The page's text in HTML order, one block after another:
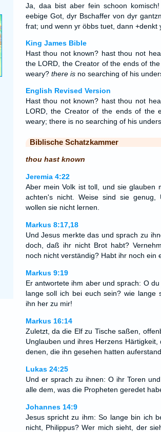
Ja, daa bist aber fein schoon
eebige Got, dyr Bschaffer von dyr
frat; und wenn yr öbbs tuet, dann +denkt
King James Bible
Hast thou not known? hast thou not
the LORD, the Creator of the ends of
weary? there isno searching of his
English Revised Version
Hast thou not known? hast thou not
LORD, the Creator of the ends of the
weary; there is no searching of his
Biblische Schatzkammer
thou hast known
Jeremia 4:22
Aber mein Volk ist toll, und sie glauben
achten's nicht. Weise sind sie genug,
wollen sie nicht lernen.
Markus 8:17,18
Und Jesus merkte das und sprach zu
doch, daß ihr nicht Brot habt?
noch nicht verständig? Habt ihr noch ein
Markus 9:19
Er antwortete ihm aber und sprach: O
lange soll ich bei euch sein? wie lange
ihn her zu mir!
Markus 16:14
Zuletzt, da die Elf zu Tische saßen,
Unglauben und ihres Herzens
denen, die ihn gesehen hatten
Lukas 24:25
Und er sprach zu ihnen: O ihr Toren
alle dem, was die Propheten geredet
Johannes 14:9
Jesus spricht zu ihm: So lange bin ich
nicht, Philippus? Wer mich sieht, der